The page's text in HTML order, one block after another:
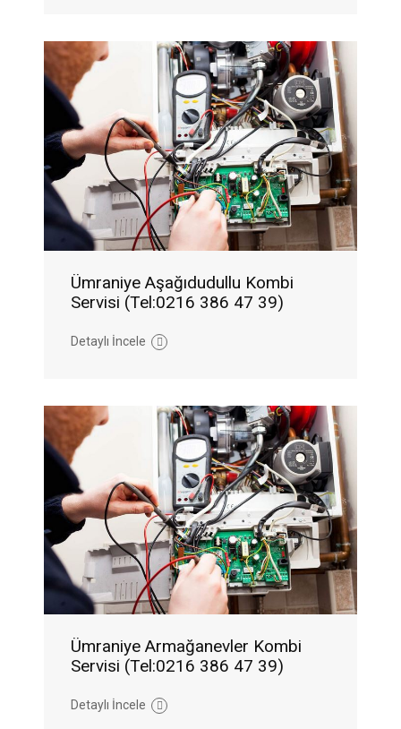
Ümraniye Aşağıdudullu Kombi
Servisi (Tel:0216 386 47 39)
Detaylı İncele
Ümraniye Armağanevler Kombi
Servisi (Tel:0216 386 47 39)
Detaylı İncele